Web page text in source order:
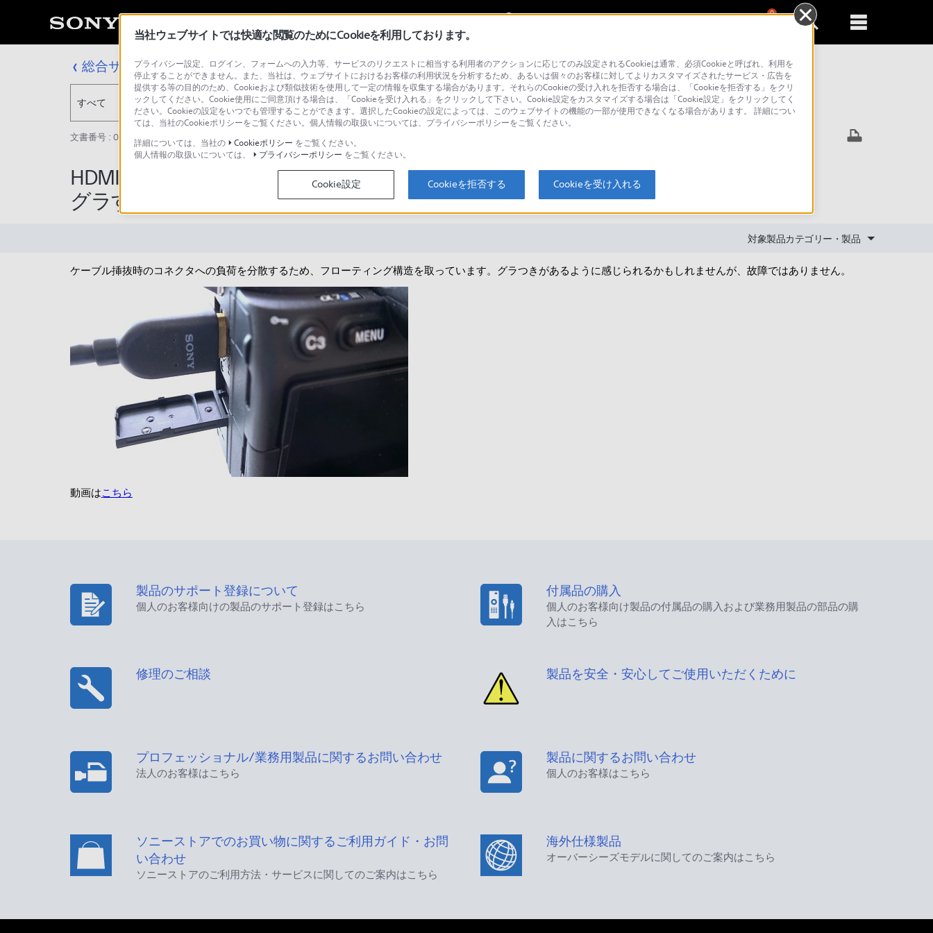
0
総合サポート・お問い合わせ
すべて 検索
文書番号 : 00253011 / 最終更新日 : 2026/07/14
HDMIケーブルをカメラにしっかり挿し込んでも、コネクタ部でグラ
グラする。
対象製品カテゴリー・製品
ケーブル挿抜時のコネクタへの負荷を分散するため、フローティング構造を取っています。グラつきがあるように感じられるかもしれませんが、故障ではありません。
動画はこちら
製品のサポート登録について
個人のお客様向けの製品のサポート登録はこちら
付属品の購入
個人のお客様向け製品の付属品の購入および業務用製品の部品の購
入はこちら
修理のご相談 製品を安全・安心してご使用いただくために
プロフェッショナル/業務用製品に関するお問い合わせ
法人のお客様はこちら
製品に関するお問い合わせ
個人のお客様はこちら
ソニーストアでのお買い物に関するご利用ガイド・お問
い合わせ
ソニーストアのご利用方法・サービスに関してのご案内はこちら
海外仕様製品
オーバーシーズモデルに関してのご案内はこちら
当社ウェブサイトでは快適な閲覧のためにCookieを利用しております。
プライバシー設定、ログイン、フォームへの入力等、サービスのリクエストに相当する利用者のアクションに応じてのみ設定されるCookieは通常、必須Cookieと呼ばれ、利用を
停止することができません。また、当社は、ウェブサイトにおけるお客様の利用状況を分析するため、あるいは個々のお客様に対してよりカスタマイズされたサービス・広告を
提供する等の目的のため、Cookieおよび類似技術を使用して一定の情報を収集する場合があります。それらのCookieの受け入れを拒否する場合は、「Cookieを拒否する」をクリ
ックしてください。Cookie使用にご同意頂ける場合は、「Cookieを受け入れる」をクリックして下さい。Cookie設定をカスタマイズする場合は「Cookie設定」をクリックしてく
ださい。Cookieの設定をいつでも管理することができます。選択したCookieの設定によっては、このウェブサイトの機能の一部が使用できなくなる場合があります。 詳細につい
ては、当社のCookieポリシーをご覧ください。個人情報の取扱いについては、プライバシーポリシーをご覧ください。
詳細については、当社の
Cookieポリシー をご覧ください。
個人情報の取扱いについては、
プライバシーポリシー をご覧ください。
Cookie設定 Cookieを拒否する Cookieを受け入れる